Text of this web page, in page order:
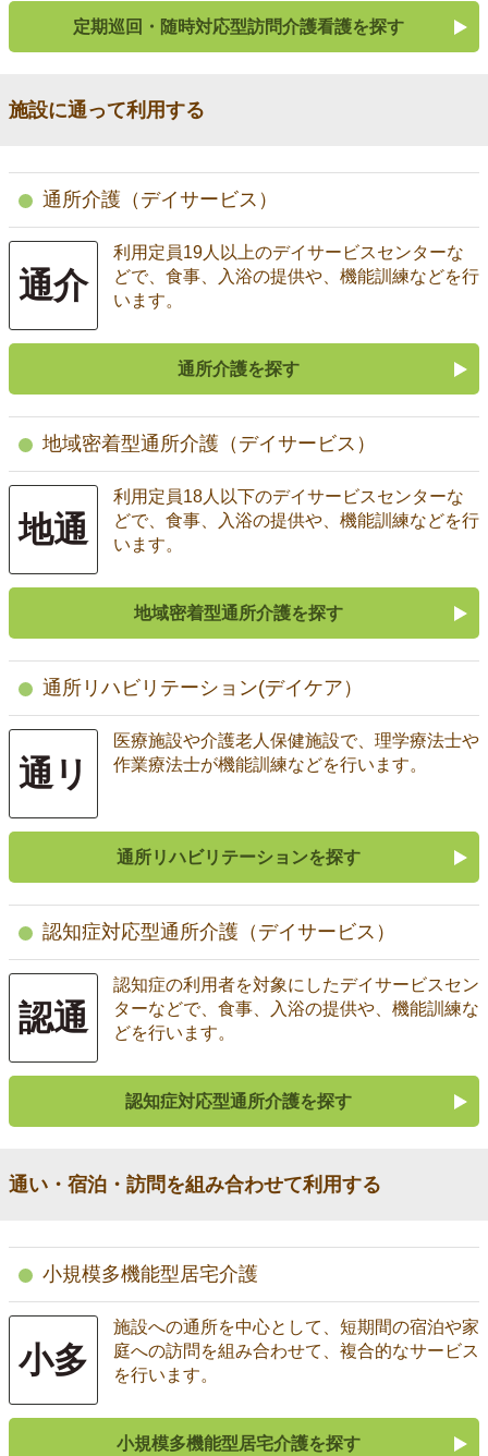
定期巡回・随時対応型訪問介護看護を探す
施設に通って利用する
通所介護（デイサービス）
通介
利用定員19人以上のデイサービスセンターな
どで、食事、入浴の提供や、機能訓練などを行
います。
通所介護を探す
地域密着型通所介護（デイサービス）
地通
利用定員18人以下のデイサービスセンターな
どで、食事、入浴の提供や、機能訓練などを行
います。
地域密着型通所介護を探す
通所リハビリテーション(デイケア）
通リ
医療施設や介護老人保健施設で、理学療法士や
作業療法士が機能訓練などを行います。
通所リハビリテーションを探す
認知症対応型通所介護（デイサービス）
認通
認知症の利用者を対象にしたデイサービスセン
ターなどで、食事、入浴の提供や、機能訓練な
どを行います。
認知症対応型通所介護を探す
通い・宿泊・訪問を組み合わせて利用する
小規模多機能型居宅介護
小多
施設への通所を中心として、短期間の宿泊や家
庭への訪問を組み合わせて、複合的なサービス
を行います。
小規模多機能型居宅介護を探す